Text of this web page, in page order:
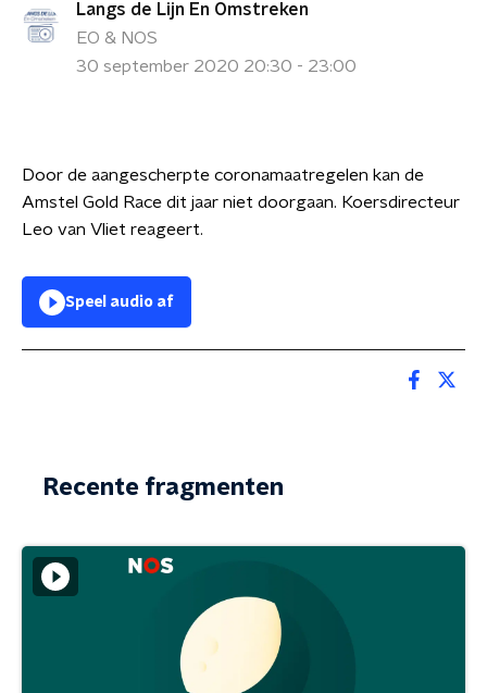
Langs de Lijn En Omstreken
EO & NOS
30 september 2020 20:30 - 23:00
Door de aangescherpte coronamaatregelen kan de
Amstel Gold Race dit jaar niet doorgaan. Koersdirecteur
Leo van Vliet reageert.
Speel audio af
Recente fragmenten